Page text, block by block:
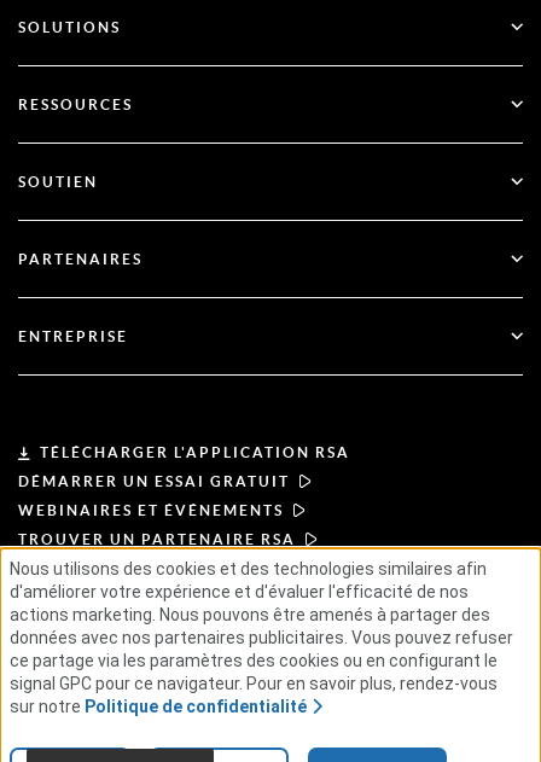
SecurID
SOLUTIONS
Authentification multifactorielle
Services financiers
RESSOURCES
Blog
Documentation
SOUTIEN
Soutien à la clientèle
PARTENAIRES
Devenir partenaire
ENTREPRISE
Leadership
Actualités et presse
Ressources
Carrières
TÉLÉCHARGER L'APPLICATION RSA
DÉMARRER UN ESSAI GRATUIT
WEBINAIRES ET ÉVÉNEMENTS
TROUVER UN PARTENAIRE RSA
CONDITIONS D'UTILISATION
POLITIQUE DE CONFIDENTIALITÉ
ACCORDS TYPES
PRINCIPES DU FOURNISSEUR
CHAÎNE D'APPROVISIONNEMENT ÉTHIQUEGSE
© 2026 RSA Security USA LLC ou ses filiales. Tous droits réservés.
Nous utilisons des cookies et des technologies similaires afin
d'améliorer votre expérience et d'évaluer l'efficacité de nos
actions marketing. Nous pouvons être amenés à partager des
données avec nos partenaires publicitaires. Vous pouvez refuser
ce partage via les paramètres des cookies ou en configurant le
signal GPC pour ce navigateur. Pour en savoir plus, rendez-vous
sur notre Politique de confidentialité